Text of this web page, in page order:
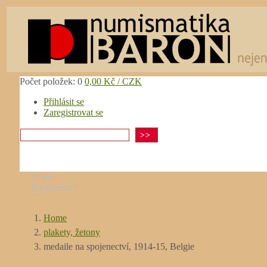
Počet položek: 0 0,00 Kč / CZK
Přihlásit se
Zaregistrovat se
Numismatika
O nás
Poradenství
Výkup
Obchodní podmínky
Jak nakupovat
Kontaktní informace
Home
plakety, žetony
medaile na spojenectví, 1914-15, Belgie